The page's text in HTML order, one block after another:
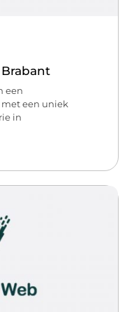
een
een uniek
in